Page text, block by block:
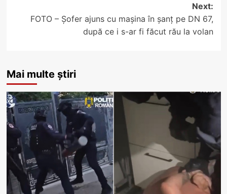
Next:
FOTO – Șofer ajuns cu mașina în șanț pe DN 67,
după ce i s-ar fi făcut rău la volan
Mai multe știri